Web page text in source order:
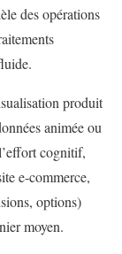
des opérations
produit
animée ou
cognitif,
e‑commerce,
options)
moyen.